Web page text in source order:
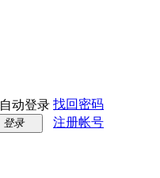
自动登录 找回密码
登录 注册帐号